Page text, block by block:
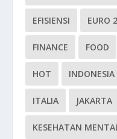
EFISIENSI EURO
FINANCE FOOD
HOT INDONESIA
ITALIA JAKARTA
KESEHATAN